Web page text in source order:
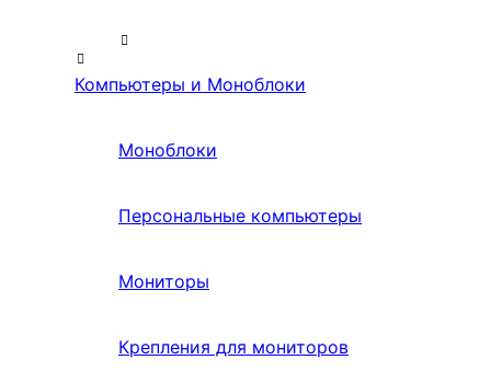
Компьютеры и Моноблоки
Моноблоки
Персональные компьютеры
Мониторы
Крепления для мониторов